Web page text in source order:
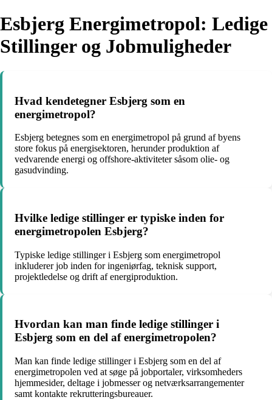
Esbjerg Energimetropol: Ledige
Stillinger og Jobmuligheder
Hvad kendetegner Esbjerg som en
energimetropol?
Esbjerg betegnes som en energimetropol på grund af byens
store fokus på energisektoren, herunder produktion af
vedvarende energi og offshore-aktiviteter såsom olie- og
gasudvinding.
Hvilke ledige stillinger er typiske inden for
energimetropolen Esbjerg?
Typiske ledige stillinger i Esbjerg som energimetropol
inkluderer job inden for ingeniørfag, teknisk support,
projektledelse og drift af energiproduktion.
Hvordan kan man finde ledige stillinger i
Esbjerg som en del af energimetropolen?
Man kan finde ledige stillinger i Esbjerg som en del af
energimetropolen ved at søge på jobportaler, virksomheders
hjemmesider, deltage i jobmesser og netværksarrangementer
samt kontakte rekrutteringsbureauer.